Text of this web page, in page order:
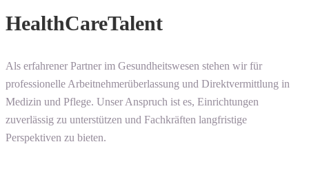
HealthCareTalent
Als erfahrener Partner im Gesundheitswesen stehen wir für
professionelle Arbeitnehmerüberlassung und Direktvermittlung in
Medizin und Pflege. Unser Anspruch ist es, Einrichtungen
zuverlässig zu unterstützen und Fachkräften langfristige
Perspektiven zu bieten.